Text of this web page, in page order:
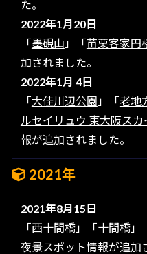
た。
2022年1月20日
「墨硯山 」「苗栗客家円
加されました。
2022年1月 4日
「大佳川辺公園 」「老地
ルセイリュウ 東大阪スカ
報が追加されました。
2021年
2021年8月15日
「西十間橋」「十間橋」
夜景スポット情報が追加